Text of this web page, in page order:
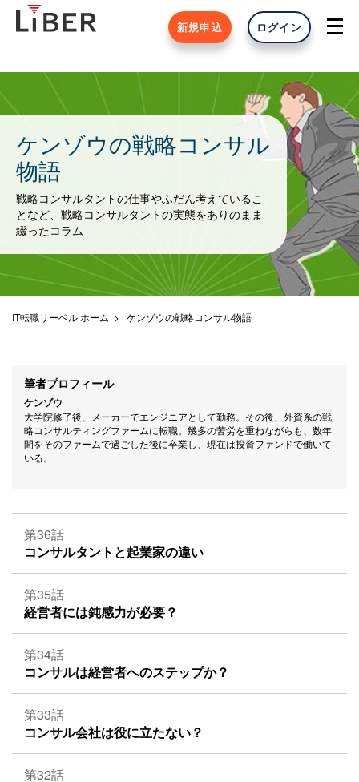
新規申込 ログイン
ケンゾウの戦略コンサル
物語
戦略コンサルタントの仕事やふだん考えているこ
となど、戦略コンサルタントの実態をありのまま
綴ったコラム
IT転職リーベル ホーム ケンゾウの戦略コンサル物語
筆者プロフィール
ケンゾウ
大学院修了後、メーカーでエンジニアとして勤務。その後、外資系の戦
略コンサルティングファームに転職。幾多の苦労を重ねながらも、数年
間をそのファームで過ごした後に卒業し、現在は投資ファンドで働いて
いる。
第36話
コンサルタントと起業家の違い
第35話
経営者には鈍感力が必要？
第34話
コンサルは経営者へのステップか？
第33話
コンサル会社は役に立たない？
第32話